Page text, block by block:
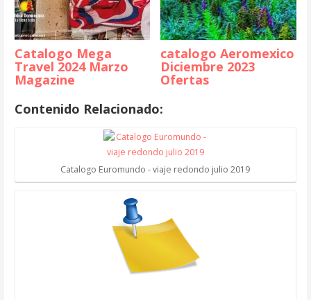
Catalogo Mega
Travel 2024 Marzo
Magazine
catalogo Aeromexico
Diciembre 2023
Ofertas
Contenido Relacionado:
Catalogo Euromundo - viaje redondo julio 2019